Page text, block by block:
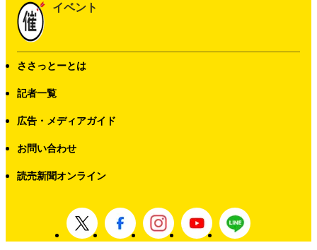
イベント
ささっとーとは
記者一覧
広告・メディアガイド
お問い合わせ
読売新聞オンライン